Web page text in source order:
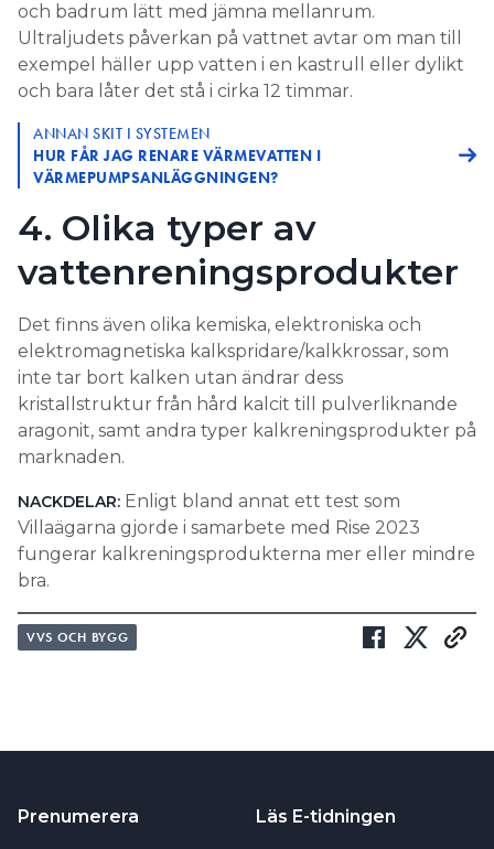
och badrum lätt med jämna mellanrum.
Ultraljudets påverkan på vattnet avtar om man till
exempel häller upp vatten i en kastrull eller dylikt
och bara låter det stå i cirka 12 timmar.
ANNAN SKIT I SYSTEMEN
HUR FÅR JAG RENARE VÄRMEVATTEN I
VÄRMEPUMPSANLÄGGNINGEN?
4. Olika typer av
vattenreningsprodukter
Det finns även olika kemiska, elektroniska och
elektromagnetiska kalkspridare/kalkkrossar, som
inte tar bort kalken utan ändrar dess
kristallstruktur från hård kalcit till pulverliknande
aragonit, samt andra typer kalkreningsprodukter på
marknaden.
NACKDELAR: Enligt bland annat ett test som
Villaägarna gjorde i samarbete med Rise 2023
fungerar kalkreningsprodukterna mer eller mindre
bra.
VVS OCH BYGG
Prenumerera Läs E-tidningen